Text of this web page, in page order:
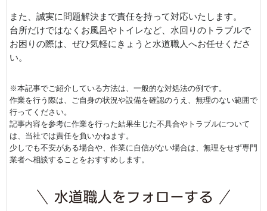
また、誠実に問題解決まで責任を持って対応いたします。
台所だけではなくお風呂やトイレなど、水回りのトラブルで
お困りの際は、ぜひ気軽にきょうと水道職人へお任せくださ
い。
※本記事でご紹介している方法は、一般的な対処法の例です。
作業を行う際は、ご自身の状況や設備を確認のうえ、無理のない範囲で
行ってください。
記事内容を参考に作業を行った結果生じた不具合やトラブルについて
は、当社では責任を負いかねます。
少しでも不安がある場合や、作業に自信がない場合は、無理をせず専門
業者へ相談することをおすすめします。